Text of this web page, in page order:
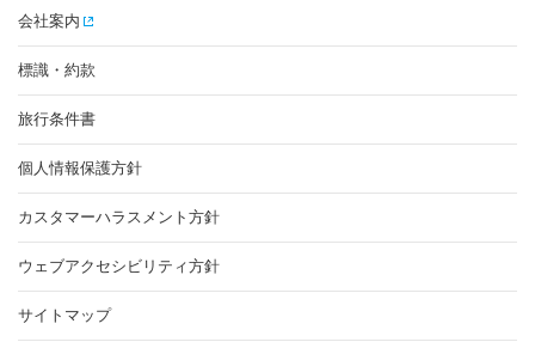
会社案内
標識・約款
旅行条件書
個人情報保護方針
カスタマーハラスメント方針
ウェブアクセシビリティ方針
サイトマップ